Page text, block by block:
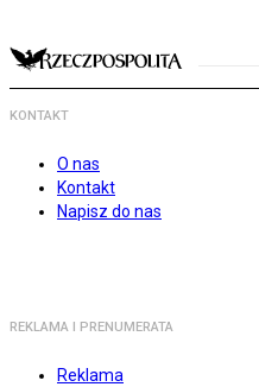
KONTAKT
O nas
Kontakt
Napisz do nas
REKLAMA I PRENUMERATA
Reklama